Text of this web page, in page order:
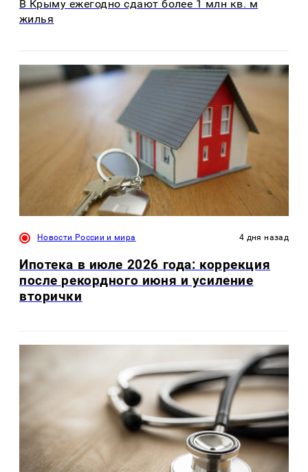
В Крыму ежегодно сдают более 1 млн кв. м
жилья
Новости России и мира 4 дня назад
Ипотека в июле 2026 года: коррекция
после рекордного июня и усиление
вторички